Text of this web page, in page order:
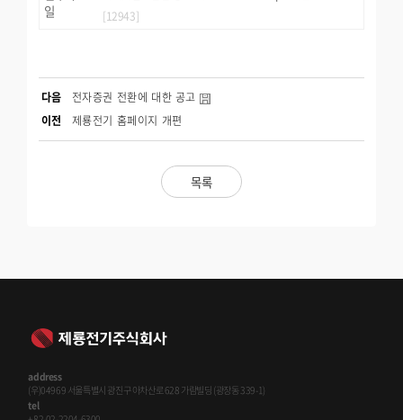
일
[12943]
목록
다음
전자증권 전환에 대한 공고
이전 제룡전기 홈페이지 개편
address
(우)04969 서울특별시 광진구 아차산로 628 가람빌딩 (광장동 339-1)
tel